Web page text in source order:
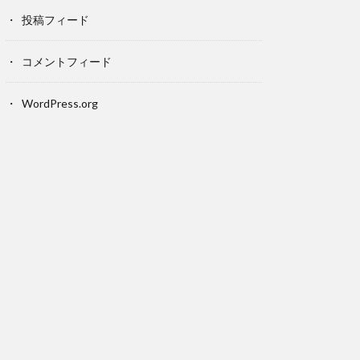
投稿フィード
コメントフィード
WordPress.org